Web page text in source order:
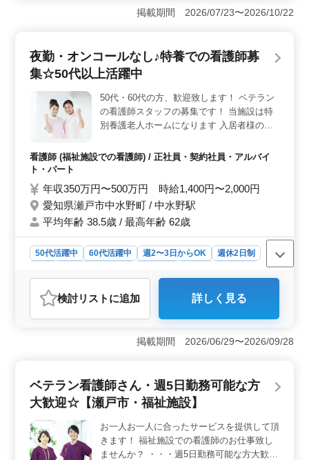
から歯石除去、ホワイトニング、口腔内のケア指導まで
多岐にわたります。予防歯科から小児歯科まで総合的な
勤可、駅から徒歩2分の好立地が働きやすさを実現。女医
も歓迎され、社会保険も完備しています。 ＜シニア
施設があり、仕事終わりに便利な立地です。現在もシニ
ア層が活躍中で、経験豊富な方々がクリニックを支えて
います。
掲載期間 2026/07/23〜2026/10/22
夜勤・オンコールなし♪特養での看護師募
集☆50代以上活躍中
50代・60代の方、歓迎致します！ ベテラン
の看護師スタッフの募集です！ 当施設は特
別養護老人ホームになります 入居者様の健
ルチェック ・投薬管理 ・簡単な医療処置 ・
ルなし ・50代60代新規採用実績あり 安心の
介護と快適な空間をご提供しています♪ ご応
募お待ちしております！
看護師 (福祉施設での看護師) / 正社員・契約社員・アルバイ
ト・パート
年収350万円〜500万円 時給1,400円〜2,000円
愛知県瀬戸市中水野町 / 中水野駅
平均年齢 38.5歳 / 最高年齢 62歳
50代活躍中 60代活躍中 週2〜3日からOK
週休2日制
おすすめポイント
＜夜勤・オンコールなしの安定勤務＞ 夜勤やオンコー
ルがないため、メリハリつけた働き方が可能です。週2〜
3日からの柔軟なシフトで、ワークライフバランスを重視
ム＞ 健康管理や医療処置など、入居者様の健康面をサ
ポートします。バイタルチェックや投薬管理などの業務
す。また、50代や60代のベテランスタッフが多く、経験
を活かして働ける環境です。 ＜年齢に関係なく活躍
＞ 50代以上の方が活躍中で、ベテランスタッフの経験
検討リスト に追加 詳しく見る
掲載期間 2026/06/29〜2026/09/28
ベテラン看護師さん・週5日勤務可能な方
大歓迎☆【瀬戸市・福祉施設】
お一人お一人に合ったサービスを提供して頂
きます！ 福祉施設での看護師のお仕事致し
ませんか？ ・・・週5日勤務可能な方大歓迎